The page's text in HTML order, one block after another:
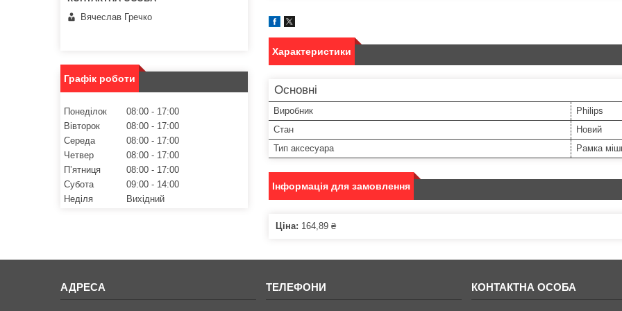
Характеристики
Основні
Виробник
Philips
Стан
Новий
Тип аксесуара
Рамка
Інформація для замовлення
Ціна: 164,89 ₴
Вячеслав Гречко
Графік роботи
Понеділок 08:00
17:00
Вівторок
08:00
17:00
Середа
08:00
17:00
Четвер
08:00
17:00
Пʼятниця
08:00
17:00
Субота
09:00
14:00
Неділя
Вихідний